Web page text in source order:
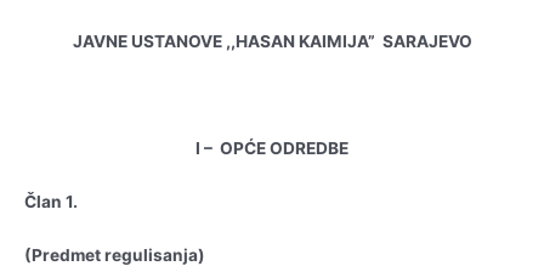
JAVNE USTANOVE ,,HASAN KAIMIJA” SARAJEVO
I – OPĆE ODREDBE
Član 1.
(Predmet regulisanja)